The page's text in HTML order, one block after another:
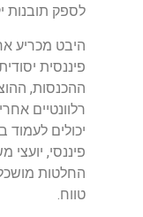
לספק תובנות
היבט מכריע
פיננסית
ההכנסות,
רלוונטיים
יכולים לעמוד
פיננסי, יועצי
החלטות
טווח.